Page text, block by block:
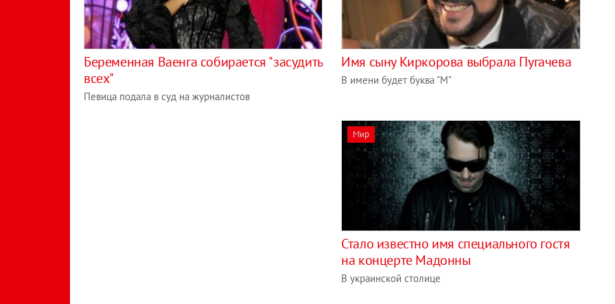
Беременная Ваенга собирается "засудить
всех"
Певица подала в суд на журналистов
Имя сыну Киркорова выбрала Пугачева
В имени будет буква "М"
Мир
Стало известно имя специального гостя
на концерте Мадонны
В украинской столице